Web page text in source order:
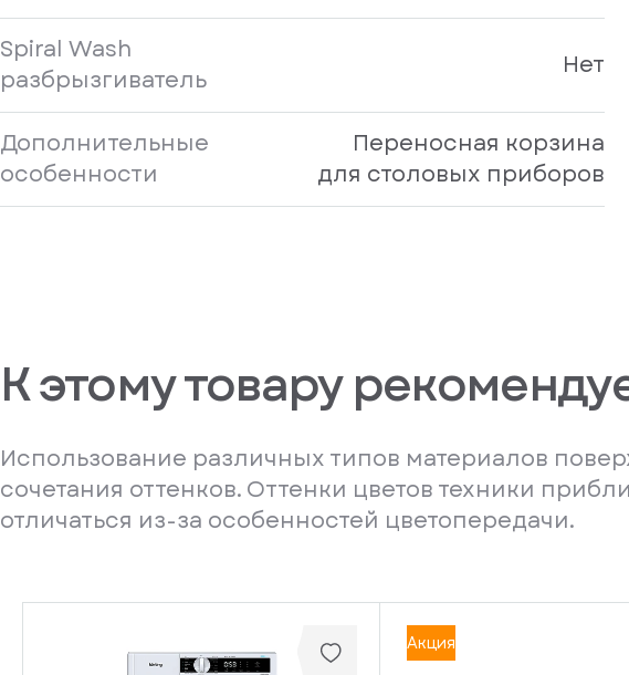
Spiral Wash
разбрызгиватель
Нет
Дополнительные
особенности
Переносная корзина
для столовых приборов
К этому товару
Использование различных типов материалов
сочетания оттенков. Оттенки цветов техники
отличаться из-за особенностей цветопередачи.
Акция